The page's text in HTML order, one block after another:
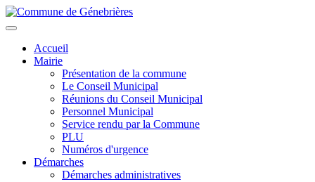
Aller
au
principal
Toggle
navigationAccueil
Mairie
Présentation de la commune
Le Conseil Municipal
Réunions du Conseil Municipal
Personnel Municipal
Service rendu par la Commune
PLU
Numéros d'urgence
Démarches
Démarches administratives